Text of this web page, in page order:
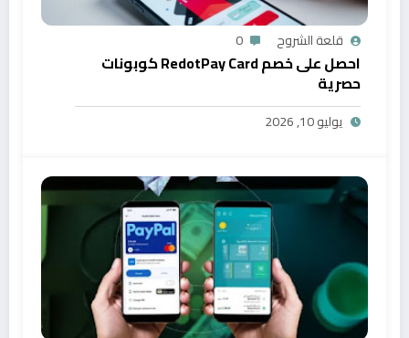
قلعة الشروح 0
احصل على خصم RedotPay Card كوبونات
حصرية
يوليو 10, 2026